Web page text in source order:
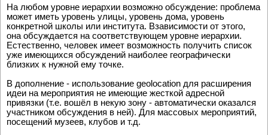
На любом уровне иерархии возможно обсуждение: проблема
может иметь уровень улицы, уровень дома, уровень
конкретной школы или института. Взависимости от этого,
она обсуждается на соответствующем уровне иерархии.
Естественно, человек имеет возможность получить список
уже имеющихся обсуждений наиболее географически
близких к нужной ему точке.
В дополнение - использование geolocation для расширения
идеи на мероприятия не имеющие жесткой адресной
привязки (т.е. вошёл в некую зону - автоматически оказался
участником обсуждения в ней). Для массовых мероприятий,
посещений музеев, клубов и т.д.